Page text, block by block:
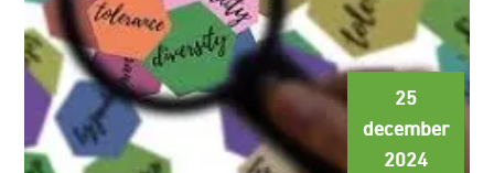
25
december
2024